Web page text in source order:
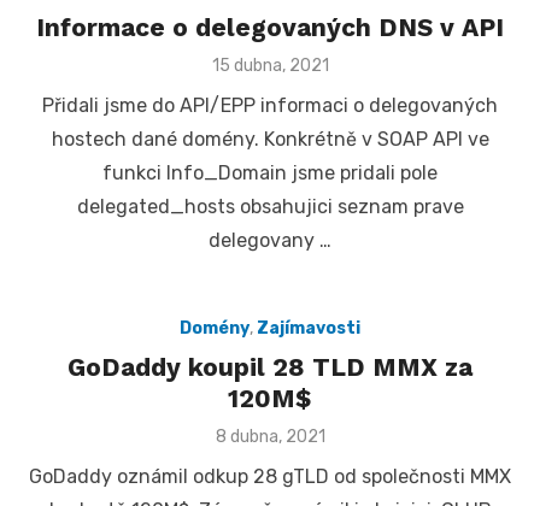
Informace o delegovaných DNS v API
Posted
15 dubna, 2021
Přidali jsme do API/EPP informaci o delegovaných
hostech dané domény. Konkrétně v SOAP API ve
funkci Info_Domain jsme pridali pole
delegated_hosts obsahujici seznam prave
delegovany …
Domény, Zajímavosti
GoDaddy koupil 28 TLD MMX za
120M$
Posted
8 dubna, 2021
GoDaddy oznámil odkup 28 gTLD od společnosti MMX